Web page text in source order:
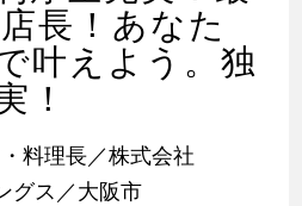
長！あなた
叶えよう。独
！
料理長／株式会社
グス／大阪市